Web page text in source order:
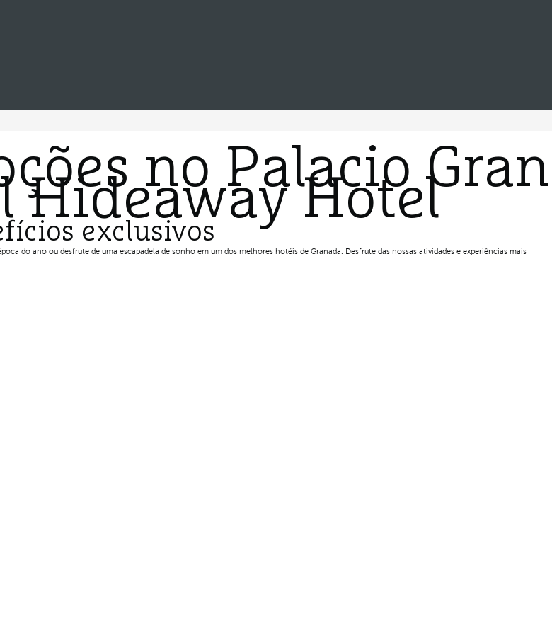
no Palacio Gran
Hideaway Hotel
exclusivos
do ano ou desfrute de uma escapadela de sonho em um dos melhores hotéis de Granada. Desfrute das nossas atividades e experiências mais